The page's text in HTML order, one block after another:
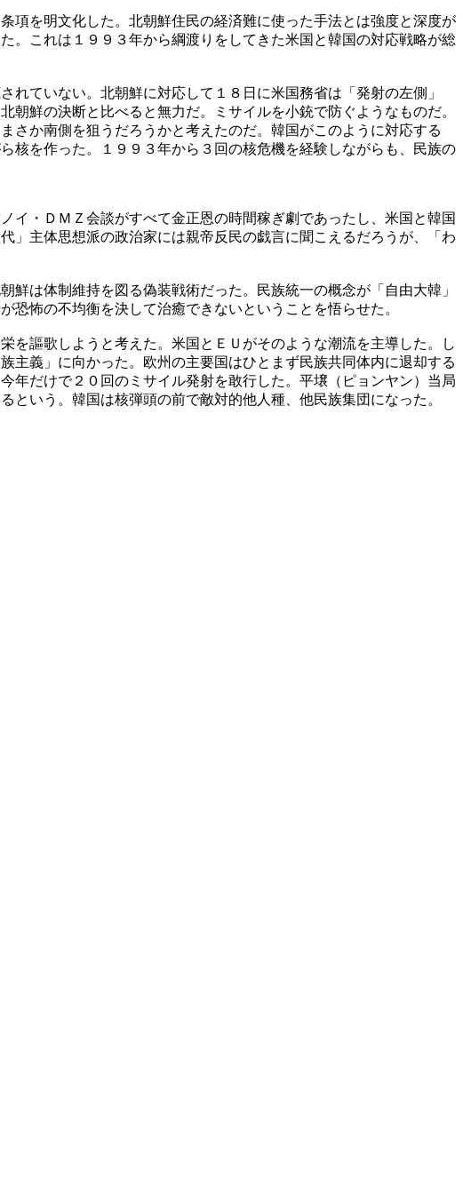
項を明文化した。北朝鮮住民の経済難に使った手法とは強度と深度が
。これは１９９３年から綱渡りをしてきた米国と韓国の対応戦略が総
ていない。北朝鮮に対応して１８日に米国務省は「発射の左側」
鮮の決断と比べると無力だ。ミサイルを小銃で防ぐようなものだ。
さか南側を狙うだろうかと考えたのだ。韓国がこのように対応する
核を作った。１９９３年から３回の核危機を経験しながらも、民族の
イ・ＤＭＺ会談がすべて金正恩の時間稼ぎ劇であったし、米国と韓国
」主体思想派の政治家には親帝反民の戯言に聞こえるだろうが、「わ
は体制維持を図る偽装戦術だった。民族統一の概念が「自由大韓」
怖の不均衡を決して治癒できないということを悟らせた。
を謳歌しようと考えた。米国とＥＵがそのような潮流を主導した。し
主義」に向かった。欧州の主要国はひとまず民族共同体内に退却する
年だけで２０回のミサイル発射を敢行した。平壌（ピョンヤン）当局
いう。韓国は核弾頭の前で敵対的他人種、他民族集団になった。